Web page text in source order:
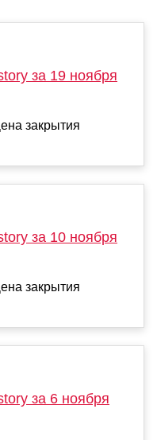
за 19 ноября
закрытия
за 10 ноября
закрытия
за 6 ноября